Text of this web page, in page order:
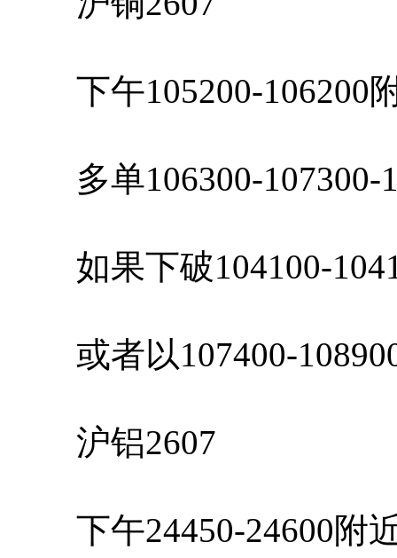
下午105200-106200
多单106300-107300-
如果下破104100-
或者以107400-
沪铝2607
下午24450-24600附